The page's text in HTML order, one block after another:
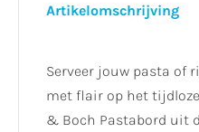
Artikelomschrijving
Serveer jouw pasta of
met flair op het
& Boch Pastabord uit